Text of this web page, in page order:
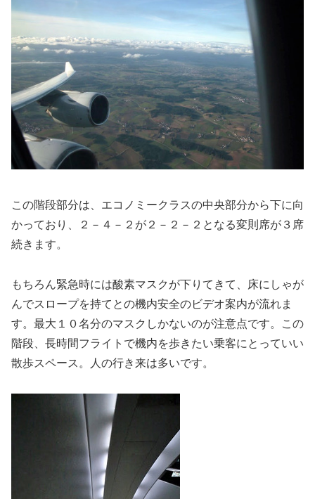
この階段部分は、エコノミークラスの中央部分から下に向
かっており、２－４－２が２－２－２となる変則席が３席
続きます。
もちろん緊急時には酸素マスクが下りてきて、床にしゃが
んでスロープを持てとの機内安全のビデオ案内が流れま
す。最大１０名分のマスクしかないのが注意点です。この
階段、長時間フライトで機内を歩きたい乗客にとっていい
散歩スペース。人の行き来は多いです。